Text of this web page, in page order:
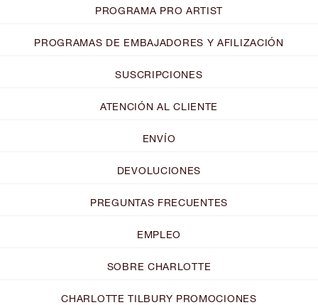
PROGRAMA PRO ARTIST
PROGRAMAS DE EMBAJADORES Y AFILIZACIÓN
SUSCRIPCIONES
ATENCIÓN AL CLIENTE
ENVÍO
DEVOLUCIONES
PREGUNTAS FRECUENTES
EMPLEO
SOBRE CHARLOTTE
CHARLOTTE TILBURY PROMOCIONES